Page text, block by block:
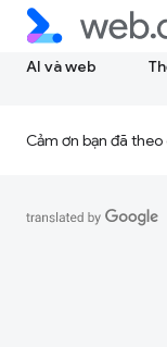
AI và web
Cảm ơn bạn đã